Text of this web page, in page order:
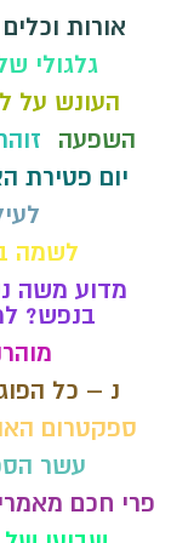
אורות וכלים
גלגולי
העונש על
השפעה
יום פטירת
לשמה
מדוע משה
בנפש?
נ – כל
ספקטרום
עשר
פרי חכם